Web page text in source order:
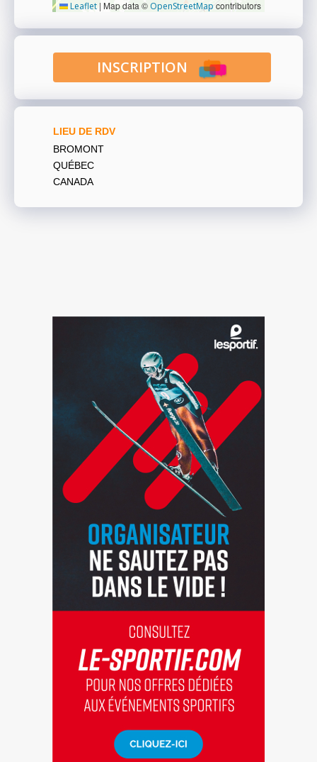
Leaflet | Map data © OpenStreetMap contributors
INSCRIPTION
LIEU DE RDV
BROMONT
QUÉBEC
CANADA